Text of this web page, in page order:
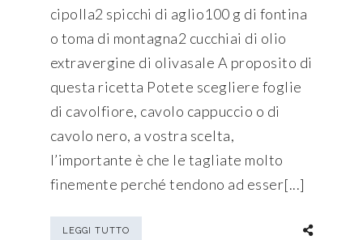
cipolla2 spicchi di aglio100 g di fontina
o toma di montagna2 cucchiai di olio
extravergine di olivasale A proposito di
questa ricetta Potete scegliere foglie
di cavolfiore, cavolo cappuccio o di
cavolo nero, a vostra scelta,
l’importante è che le tagliate molto
finemente perché tendono ad esser[...]
LEGGI TUTTO